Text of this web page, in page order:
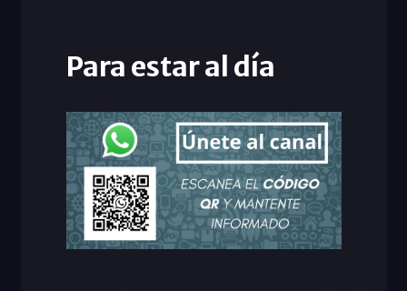
Para estar al día